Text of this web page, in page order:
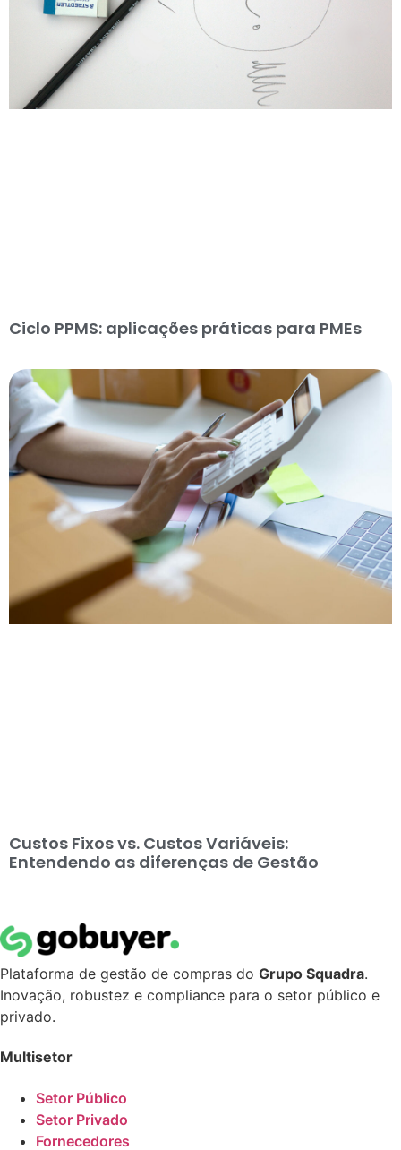
Ciclo PPMS: aplicações práticas para PMEs
Custos Fixos vs. Custos Variáveis:
Entendendo as diferenças de Gestão
Plataforma de gestão de compras do Grupo Squadra.
Inovação, robustez e compliance para o setor público e
privado.
Multisetor
Setor Público
Setor Privado
Fornecedores